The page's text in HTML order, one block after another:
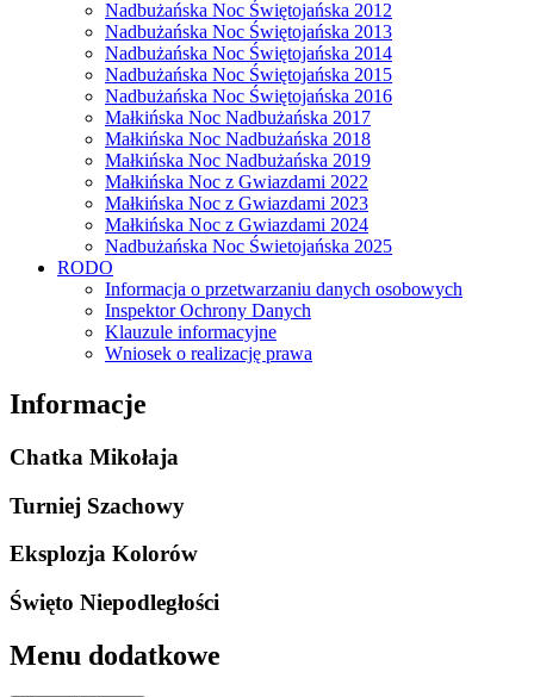
Nadbużańska Noc Świętojańska 2012
Nadbużańska Noc Świętojańska 2013
Nadbużańska Noc Świętojańska 2014
Nadbużańska Noc Świętojańska 2015
Nadbużańska Noc Świętojańska 2016
Małkińska Noc Nadbużańska 2017
Małkińska Noc Nadbużańska 2018
Małkińska Noc Nadbużańska 2019
Małkińska Noc z Gwiazdami 2022
Małkińska Noc z Gwiazdami 2023
Małkińska Noc z Gwiazdami 2024
Nadbużańska Noc Świetojańska 2025
RODO
Informacja o przetwarzaniu danych osobowych
Inspektor Ochrony Danych
Klauzule informacyjne
Wniosek o realizację prawa
Informacje
Chatka Mikołaja
Turniej Szachowy
Eksplozja Kolorów
Święto Niepodległości
Menu dodatkowe